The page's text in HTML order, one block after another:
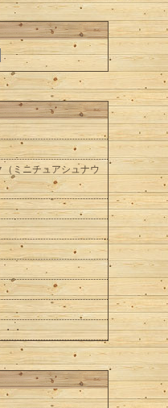
ミニチュアシュナウ
・・